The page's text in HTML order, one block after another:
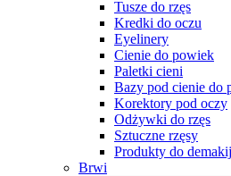
Tusze do rzęs
Kredki do oczu
Eyelinery
Cienie do powiek
Paletki cieni
Bazy pod cienie do
Korektory pod oczy
Odżywki do rzęs
Sztuczne rzęsy
Produkty do
Brwi